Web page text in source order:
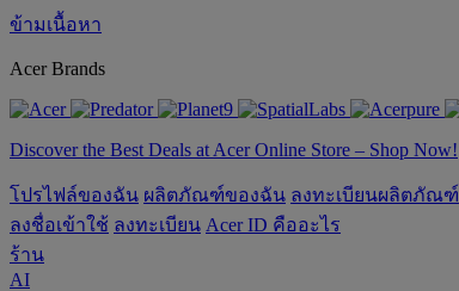
ข้ามเนื้อหา
Acer Brands
Discover the Best Deals at Acer Online Store – Shop Now!
โปรไฟล์ของฉัน ผลิตภัณฑ์ของฉัน ลงทะเบียนผลิตภัณฑ์
ลงชื่อเข้าใช้ ลงทะเบียน Acer ID คืออะไร
ร้าน
AI